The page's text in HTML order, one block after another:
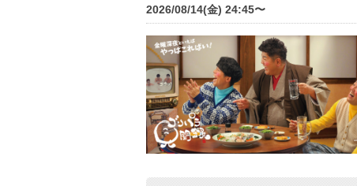
2026/08/14(金) 24:45〜